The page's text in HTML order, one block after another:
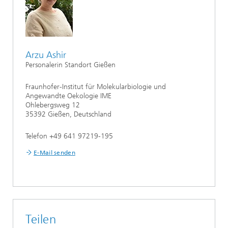
Arzu Ashir
Personalerin Standort Gießen
Fraunhofer-Institut für Molekularbiologie und
Angewandte Oekologie IME
Ohlebergsweg 12
35392 Gießen, Deutschland
Telefon +49 641 97219-195
E-Mail senden
Teilen